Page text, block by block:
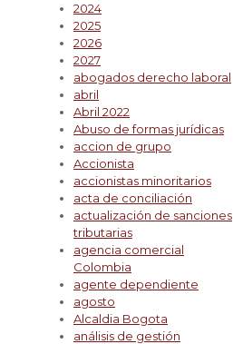
2024
2025
2026
2027
abogados derecho laboral
abril
Abril 2022
Abuso de formas jurídicas
accion de grupo
Accionista
accionistas minoritarios
acta de conciliación
actualización de sanciones
tributarias
agencia comercial
Colombia
agente dependiente
agosto
Alcaldia Bogota
análisis de gestión